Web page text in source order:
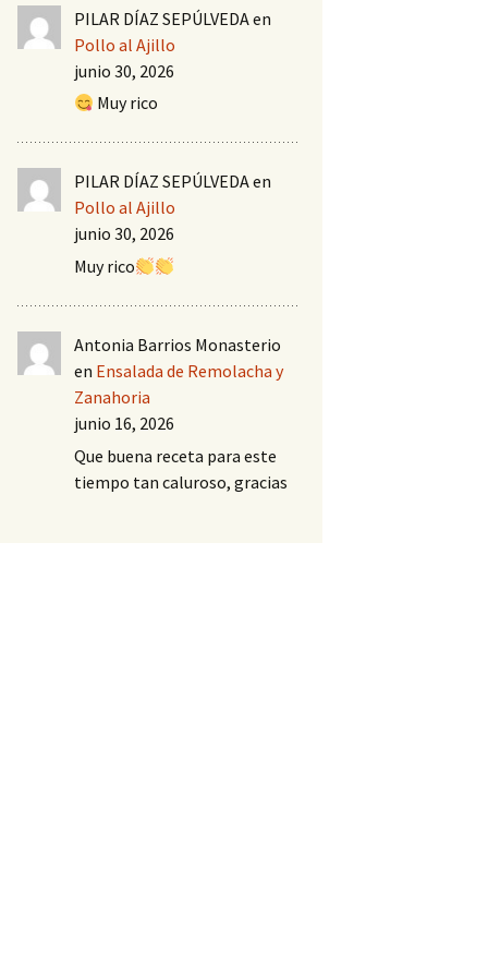
PILAR DÍAZ SEPÚLVEDAen
Pollo al Ajillo
junio 30, 2026
Muy rico
PILAR DÍAZ SEPÚLVEDAen
Pollo al Ajillo
junio 30, 2026
Muy rico
Antonia Barrios Monasterio
en Ensalada de Remolacha y
Zanahoria
junio 16, 2026
Que buena receta para este
tiempo tan caluroso, gracias